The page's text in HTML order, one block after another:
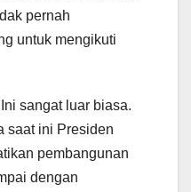
pernah
untuk mengikuti
sangat luar biasa.
saat ini Presiden
pembangunan
dengan